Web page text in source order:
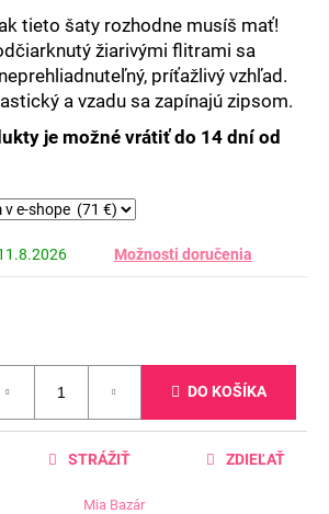
tieto šaty rozhodne musíš mať!
žiarivými flitrami sa
príťažlivý vzhľad.
a vzadu sa zapínajú zipsom.
je možné vrátiť do 14 dní od
Možnosti doručenia
DO KOŠÍKA
Mia Bazár
STRÁŽIŤ ZDIEĽAŤ